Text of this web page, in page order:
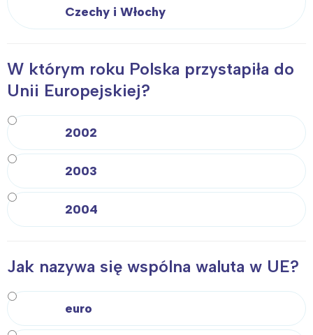
Czechy i Włochy
W którym roku Polska przystapiła do
Unii Europejskiej?
2002
2003
2004
Jak nazywa się wspólna waluta w UE?
euro